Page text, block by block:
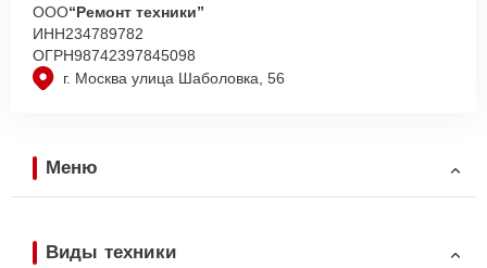
г. Москва улица Шаболовка, 56
ООО“Ремонт техники”
ИНН234789782
ОГРН98742397845098
Меню
Виды техники